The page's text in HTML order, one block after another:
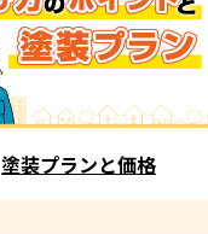
塗装プランと価格